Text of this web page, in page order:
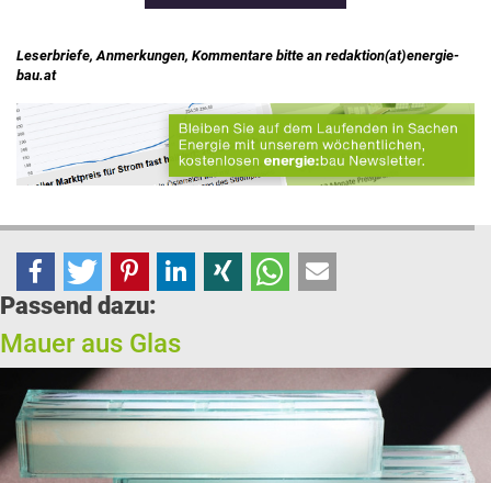
Leserbriefe, Anmerkungen, Kommentare bitte an redaktion(at)energie-
bau.at
Passend dazu:
Mauer aus Glas